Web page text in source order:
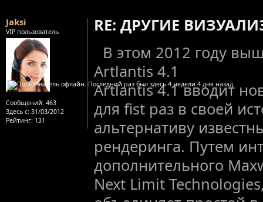
Jaksi
VIP пользователь
Сообщений: 463
Здесь с: 31/03/2012
Рейтинг: 131
RE: ДРУГИЕ
В этом 2012 году
Artlantis 4.1
Artlantis 4.1 вводит
для fist раз в своей
альтернативу
рендеринга. Путем
дополнительного
Next Limit